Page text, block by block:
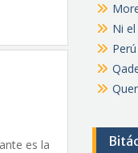
es la
Ni